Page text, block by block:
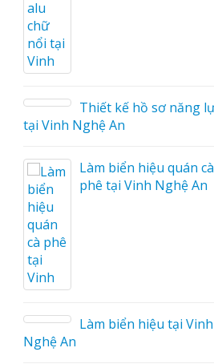
Thiết kế hồ sơ năng
tại Vinh Nghệ An
Làm biển hiệu quán cà
phê tại Vinh Nghệ An
Làm biển hiệu tại Vinh
Nghệ An